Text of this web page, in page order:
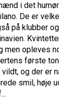
i det
De er
på klubber
men opleves
første
vildt, og der er
smil, høje